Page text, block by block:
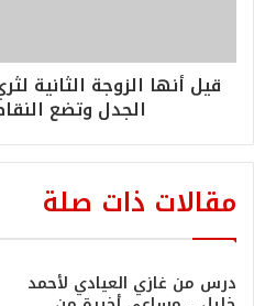
قيل أنها الزوجة الثانية
الجدل وتضع
مقالات ذات صلة
درس من غازي العيادي لأحمد